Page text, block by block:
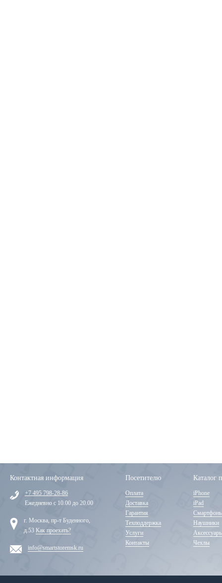
Контактная информация
+7 495 798-28-86
Ежедневно с 10.00 до 20.00
г. Москва, пр-т Буденного,
д.53 Как проехать?
info@smartstoremsk.ru
Посетителю
Оплата
Доставка
Гарантия
Техподдержка
Услуги
Контакты
Каталог
iPhone
iPad
Наушники
Чехлы